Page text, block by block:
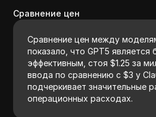
Сравнение цен
Сравнение цен между
показало, что GPT5 является
эффективным, стоя $1.25 за
ввода по сравнению с $3 у
подчеркивает значительные
операционных расходах.